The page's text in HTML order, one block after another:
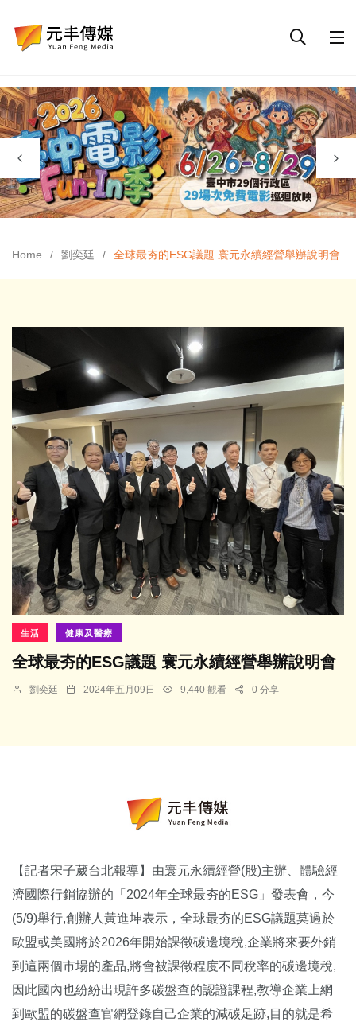
Home 劉奕廷 全球最夯的ESG議題 寰元永續經營舉辦說明會
生活 健康及醫療
全球最夯的ESG議題 寰元永續經營舉辦說明會
劉奕廷 2024年五月09日 9,440 觀看 0 分享
【記者宋子葳台北報導】由寰元永續經營(股)主辦、體驗經
濟國際行銷協辦的「2024年全球最夯的ESG」發表會，今
(5/9)舉行,創辦人黃進坤表示，全球最夯的ESG議題莫過於
歐盟或美國將於2026年開始課徵碳邊境稅,企業將來要外銷
到這兩個市場的產品,將會被課徵程度不同稅率的碳邊境稅,
因此國內也紛紛出現許多碳盤查的認證課程,教導企業上網
到歐盟的碳盤查官網登錄自己企業的減碳足跡,目的就是希